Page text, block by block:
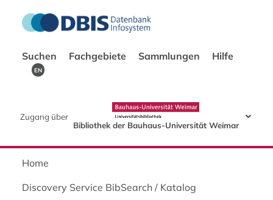
Suchen Fachgebiete Sammlungen Hilfe
EN
Zugang über
Bibliothek der Bauhaus-Universität Weimar
Home
Discovery Service BibSearch / Katalog